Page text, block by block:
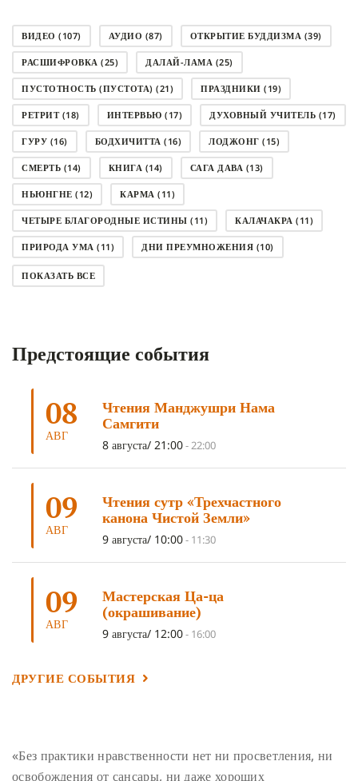
ВИДЕО (107) АУДИО (87) ОТКРЫТИЕ БУДДИЗМА (39)
РАСШИФРОВКА (25) ДАЛАЙ-ЛАМА (25)
ПУСТОТНОСТЬ (ПУСТОТА) (21) ПРАЗДНИКИ (19)
РЕТРИТ(18) ИНТЕРВЬЮ (17) ДУХОВНЫЙ УЧИТЕЛЬ (17)
ГУРУ (16) БОДХИЧИТТА (16) ЛОДЖОНГ (15)
СМЕРТЬ (14) КНИГА (14) САГА ДАВА (13)
НЬЮНГНЕ (12) КАРМА (11)
ЧЕТЫРЕ БЛАГОРОДНЫЕ ИСТИНЫ (11) КАЛАЧАКРА (11)
ПРИРОДА УМА (11) ДНИ ПРЕУМНОЖЕНИЯ (10)
СОВЕТ(10)
АНАЛИТИЧЕСКАЯ МЕДИТАЦИЯ(7)
ТРИ ОСНОВЫ ПУТИ(5) ЛХАБАБ ДУЧЕН (5)
ОЧИСТИТЕЛЬНЫЕ ПРАКТИКИ
УМ И ЕГО ПОТЕНЦИАЛ
ОТРЕЧЕНИЕ
ПОДНОШЕНИЯ (4) ВОСЕМЬ СТРОФ(4)
ГАНДЕН ЛХАГЬЯМА(3) РАВНОСТНОСТЬ
ШАМАТХА(3) НИРВАНА(3) СХЕМЫ ЛАМРИМА(3)
ТРЕНИРОВКА УМА(3) МОНАШЕСТВО
ПРЕДВАРИТЕЛЬНЫЕ ПРАКТИКИ(3)
ЧОКОР ДЮЧЕН (3)
ПРОИСХОЖДЕНИЯ(2)
ПОКАЗАТЬ ВСЕ
Предстоящие события
08
АВГ
Чтения Манджушри Нама
Самгити
8 августа/ 21:00-22:00
09
АВГ
Чтения сутр «Трехчастного
канона Чистой Земли»
9 августа/ 10:00- 11:30
09
АВГ
Мастерская Ца-ца
(окрашивание)
9 августа/ 12:00- 16:00
ДРУГИЕ СОБЫТИЯ
«Без практики нравственности нет ни просветления, ни
освобождения от сансары, ни даже хороших